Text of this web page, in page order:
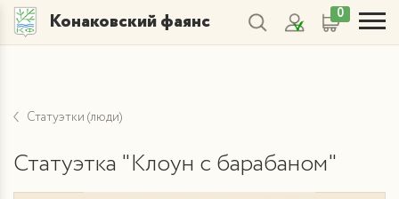
Конаковский фаянс 0
Статуэтки (люди)
Статуэтка "Клоун с барабаном"